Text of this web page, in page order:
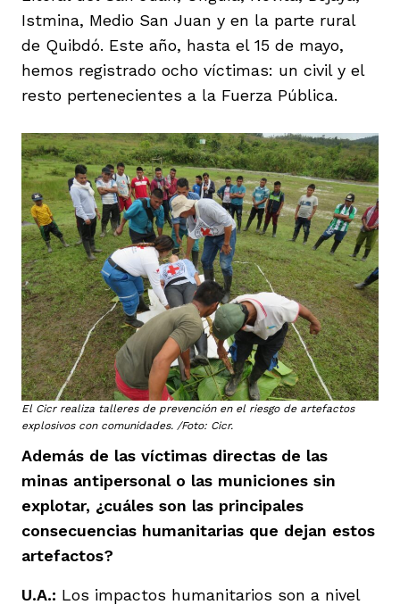
Istmina, Medio San Juan y en la parte rural
de Quibdó. Este año, hasta el 15 de mayo,
hemos registrado ocho víctimas: un civil y el
resto pertenecientes a la Fuerza Pública.
El Cicr realiza talleres de prevención en el riesgo de artefactos
explosivos con comunidades. /Foto: Cicr.
Además de las víctimas directas de las
minas antipersonal o las municiones sin
explotar, ¿cuáles son las principales
consecuencias humanitarias que dejan estos
artefactos?
U.A.: Los impactos humanitarios son a nivel